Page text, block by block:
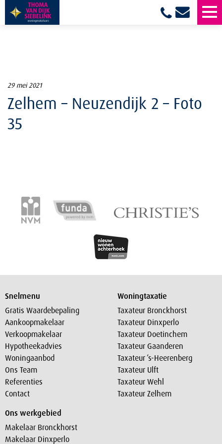
29 mei 2021
Zelhem – Neuzendijk 2 – Foto
35
Snelmenu
Gratis Waardebepaling
Aankoopmakelaar
Verkoopmakelaar
Hypotheekadvies
Woningaanbod
Ons Team
Referenties
Contact
Woningtaxatie
Taxateur Bronckhorst
Taxateur Dinxperlo
Taxateur Doetinchem
Taxateur Gaanderen
Taxateur ‘s-Heerenberg
Taxateur Ulft
Taxateur Wehl
Taxateur Zelhem
Ons werkgebied
Makelaar Bronckhorst
Makelaar Dinxperlo